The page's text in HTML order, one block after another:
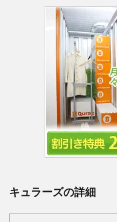
キュラーズの詳細